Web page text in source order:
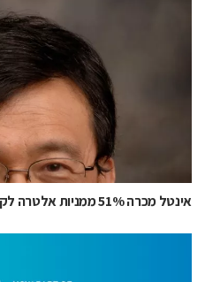
אינטל מכרה 51% ממניות אלטרה לקרן ההשקעות סילבר לייק